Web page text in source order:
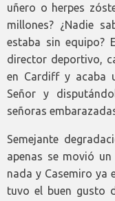
uñero o herpes
millones? ¿Nadie
estaba sin equipo?
director deportivo,
en Cardiff y acaba
Señor y
señoras
Semejante
apenas se movió
nada y Casemiro ya
tuvo el buen gusto